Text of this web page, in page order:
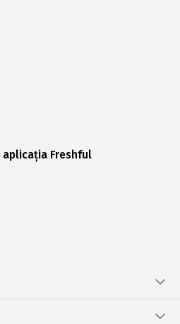
aplicația Freshful